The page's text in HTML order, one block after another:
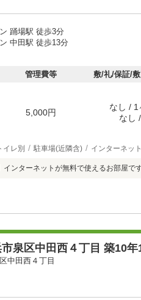
踊場駅 徒歩3分
中田駅 徒歩13分
管理費等 敷/礼/保証/
5,000円
なし / 1
なし
イレ別 駐車場(近隣含) インターネッ
ンターネットが無料で使えるお部屋
泉区中田西４丁目 築10
中田西４丁目